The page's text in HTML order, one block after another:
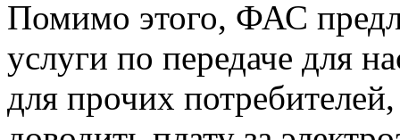
Помимо этого, ФАС
услуги по передаче для
для прочих